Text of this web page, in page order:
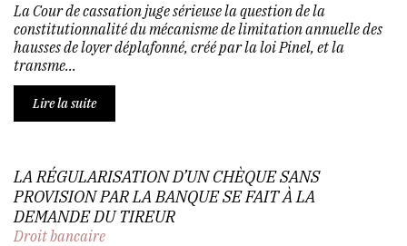
La Cour de cassation juge sérieuse la question de la
constitutionnalité du mécanisme de limitation annuelle des
hausses de loyer déplafonné, créé par la loi Pinel, et la
transme...
Lire la suite
LA RÉGULARISATION D’UN CHÈQUE SANS
PROVISION PAR LA BANQUE SE FAIT À LA
DEMANDE DU TIREUR
Droit bancaire